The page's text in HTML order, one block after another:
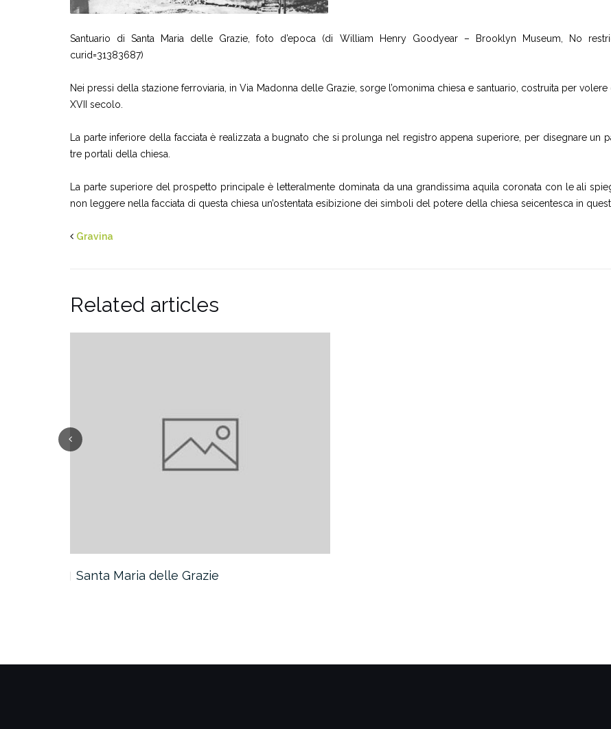
Santuario di Santa Maria delle Grazie, foto d’epoca (di William Henry Goodyear – Brooklyn Museum, No
curid=31383687)
Nei pressi della stazione ferroviaria, in Via Madonna delle Grazie, sorge l’omonima chiesa e santuario, costruita per
XVII secolo.
La parte inferiore della facciata è realizzata a bugnato che si prolunga nel registro appena superiore, per disegnare un
tre portali della chiesa.
La parte superiore del prospetto principale è letteralmente dominata da una grandissima aquila coronata con le ali
non leggere nella facciata di questa chiesa un’ostentata esibizione dei simboli del potere della chiesa seicentesca in
Gravina
Related articles
Santa Maria delle Grazie